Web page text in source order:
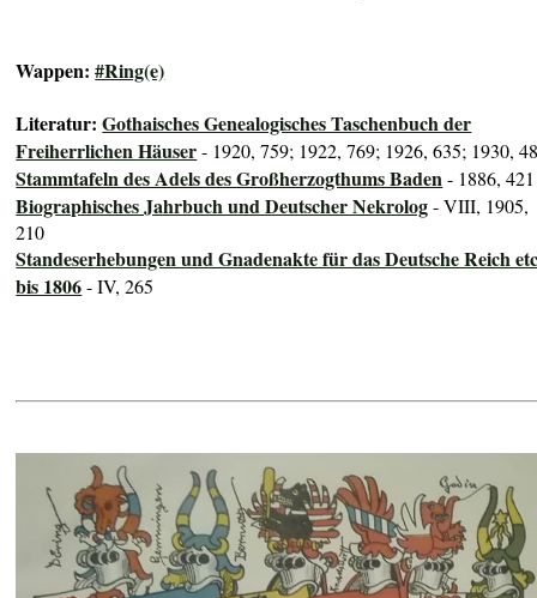
Wappen:#Ring(e)
Literatur:Gothaisches Genealogisches Taschenbuch der
Freiherrlichen Häuser- 1920, 759; 1922, 769; 1926, 635; 1930,
Stammtafeln des Adels des Großherzogthums Baden- 1886, 421
Biographisches Jahrbuch und Deutscher Nekrolog- VIII, 1905,
210
Standeserhebungen und Gnadenakte für das Deutsche Reich
bis 1806- IV, 265